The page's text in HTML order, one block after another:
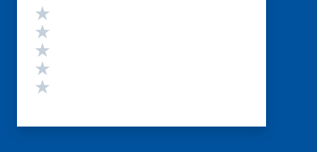
Valutazione